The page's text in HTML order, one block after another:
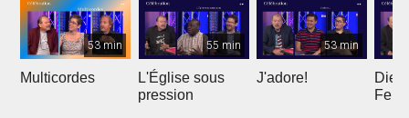
53 min
Multicordes
55 min
L'Église sous
pression
53 min
J'adore!
Dieu